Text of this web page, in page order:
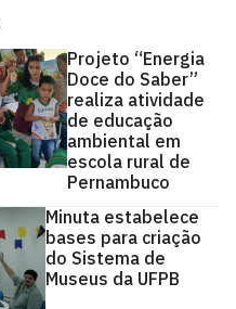
Projeto “Energia
Doce do Saber”
realiza atividade
de educação
ambiental em
escola rural de
Pernambuco
Minuta estabelece
bases para criação
do Sistema de
Museus da UFPB